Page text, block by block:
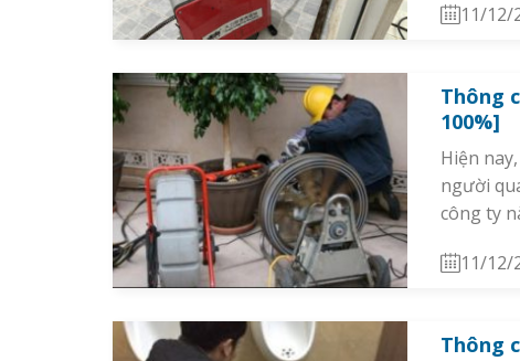
11/12/
Thông
100%]
Hiện
người
công ty
11/12/
Thông